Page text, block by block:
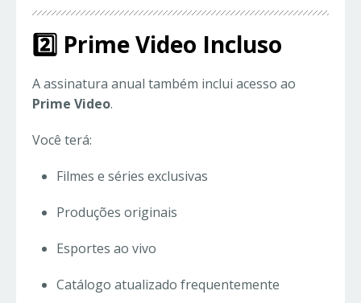
2️⃣ Prime Video Incluso
A assinatura anual também inclui acesso ao
Prime Video.
Você terá:
Filmes e séries exclusivas
Produções originais
Esportes ao vivo
Catálogo atualizado frequentemente